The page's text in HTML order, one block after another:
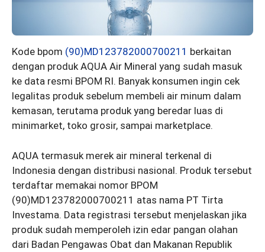
Kode bpom (90)MD123782000700211 berkaitan
dengan produk AQUA Air Mineral yang sudah masuk
ke data resmi BPOM RI. Banyak konsumen ingin cek
legalitas produk sebelum membeli air minum dalam
kemasan, terutama produk yang beredar luas di
minimarket, toko grosir, sampai marketplace.
AQUA termasuk merek air mineral terkenal di
Indonesia dengan distribusi nasional. Produk tersebut
terdaftar memakai nomor BPOM
(90)MD123782000700211 atas nama PT Tirta
Investama. Data registrasi tersebut menjelaskan jika
produk sudah memperoleh izin edar pangan olahan
dari Badan Pengawas Obat dan Makanan Republik